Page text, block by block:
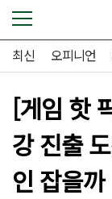
최신 오피니언
[게임 핫
강 진출
인 잡을까